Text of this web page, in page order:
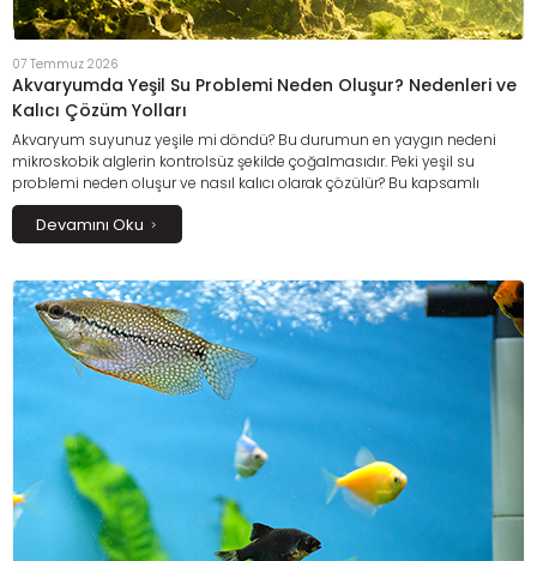
07 Temmuz 2026
Akvaryumda Yeşil Su Problemi Neden Oluşur? Nedenleri ve
Kalıcı Çözüm Yolları
Akvaryum suyunuz yeşile mi döndü? Bu durumun en yaygın nedeni
mikroskobik alglerin kontrolsüz şekilde çoğalmasıdır. Peki yeşil su
problemi neden oluşur ve nasıl kalıcı olarak çözülür? Bu kapsamlı
rehberde fazla aydınlatma, aşırı yemleme, yetersiz filtrasyon ve su
değerlerindeki dengesizliklerin alg oluşumuna etkisini öğrenebilir; yeşil
suyu önlemek ve akvaryumunuzu uzun süre berrak tutmak için
Devamını Oku